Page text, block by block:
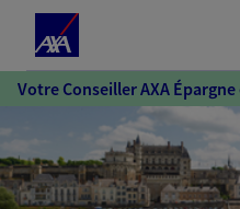
Votre Conseiller AXA